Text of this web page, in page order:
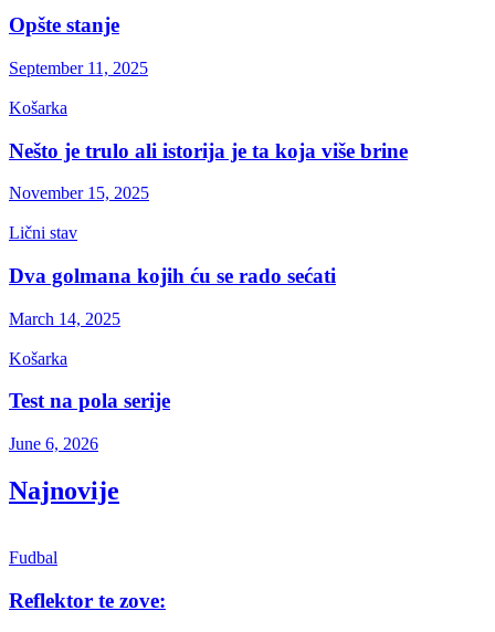
Opšte stanje
September 11, 2025
Košarka
Nešto je trulo ali istorija je ta koja više brine
November 15, 2025
Lični stav
Dva golmana kojih ću se rado sećati
March 14, 2025
Košarka
Test na pola serije
June 6, 2026
Najnovije
Fudbal
Reflektor te zove: